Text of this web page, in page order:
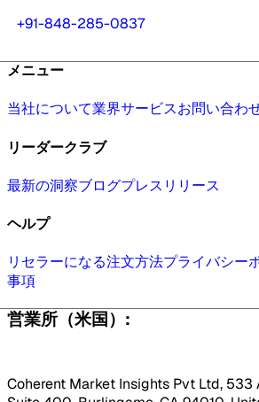
+91-848-285-0837
メニュー
当社について業界サービスお問い合わ
リーダークラブ
最新の洞察ブログプレスリリース
ヘルプ
リセラーになる注文方法プライバシー
事項
営業所（米国）:
Coherent Market Insights Pvt Ltd, 533